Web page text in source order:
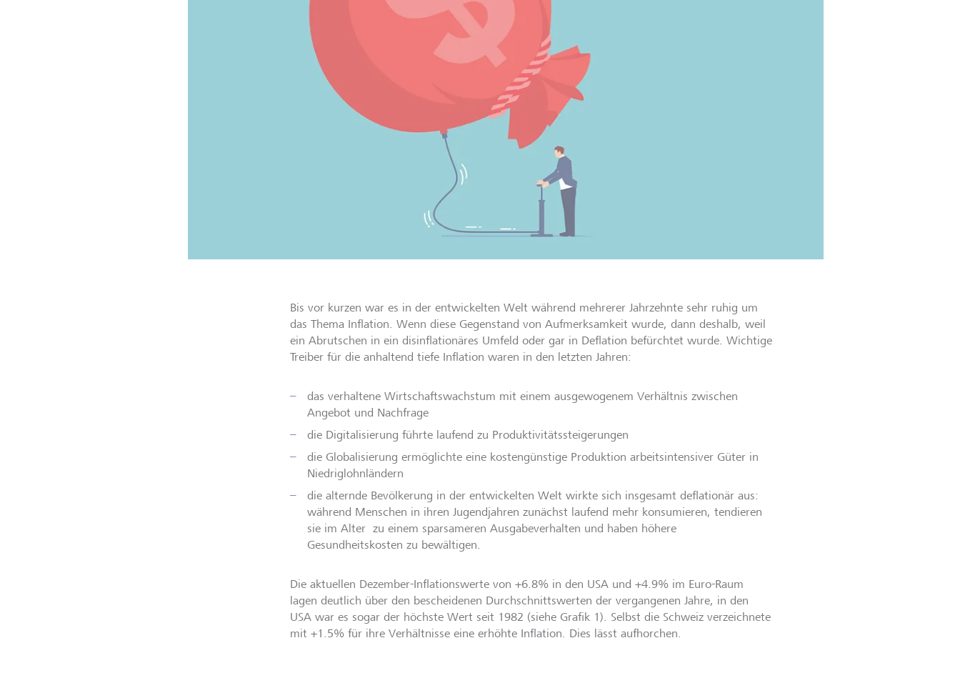
Bis vor kurzen war es in der entwickelten Welt während mehrerer Jahrzehnte sehr ruhig um
das Thema Inflation. Wenn diese Gegenstand von Aufmerksamkeit wurde, dann deshalb, weil
ein Abrutschen in ein disinflationäres Umfeld oder gar in Deflation befürchtet wurde. Wichtige
Treiber für die anhaltend tiefe Inflation waren in den letzten Jahren:
das verhaltene Wirtschaftswachstum mit einem ausgewogenem Verhältnis zwischen
Angebot und Nachfrage
die Digitalisierung führte laufend zu Produktivitätssteigerungen
die Globalisierung ermöglichte eine kostengünstige Produktion arbeitsintensiver Güter in
Niedriglohnländern
die alternde Bevölkerung in der entwickelten Welt wirkte sich insgesamt deflationär aus:
während Menschen in ihren Jugendjahren zunächst laufend mehr konsumieren, tendieren
sie im Alter zu einem sparsameren Ausgabeverhalten und haben höhere
Gesundheitskosten zu bewältigen.
Die aktuellen Dezember-Inflationswerte von +6.8% in den USA und +4.9% im Euro-Raum
lagen deutlich über den bescheidenen Durchschnittswerten der vergangenen Jahre, in den
USA war es sogar der höchste Wert seit 1982 (siehe Grafik 1). Selbst die Schweiz verzeichnete
mit +1.5% für ihre Verhältnisse eine erhöhte Inflation. Dies lässt aufhorchen.